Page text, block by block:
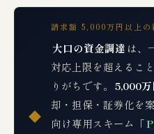
◆
請求額 5,000万円以上の
大口の資金調達 は、
対応上限を超えるこ
りがちです。 5,000
却・担保・証券化を
向け専用スキーム「